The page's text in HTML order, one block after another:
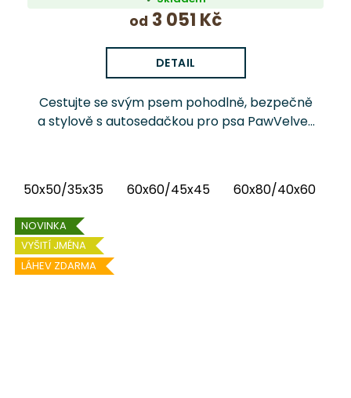
od 3 051 Kč
DETAIL
Cestujte se svým psem pohodlně, bezpečně
a stylově s autosedačkou pro psa PawVelvet
látku...
50x50/35x35 60x60/45x45 60x80/40x60
NOVINKA
VYŠITÍ JMÉNA
LÁHEV ZDARMA